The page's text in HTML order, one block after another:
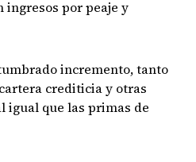
ingresos por peaje y
incremento, tanto
crediticia y otras
igual que las primas de